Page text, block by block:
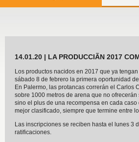
14.01.20 | LA PRODUCCIÃN 2017
Los productos nacidos en 2017 que ya
sábado 8 de febrero la primera oportunidad
En Palermo, las protancas correrán el Carlos
sobre 1000 metros de arena que no
sino el plus de una recompensa en cada
mejor clasificado, siempre que termine entre
Las inscripciones se reciben hasta el lunes 3
ratificaciones.